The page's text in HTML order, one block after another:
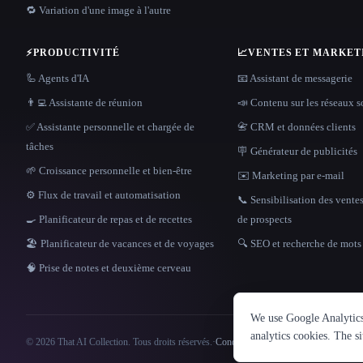
🔁 Variation d'une image à l'autre
⚡PRODUCTIVITÉ
🦾 Agents d'IA
👨‍💻 Assistante de réunion
✅ Assistante personnelle et chargée de
tâches
🌱 Croissance personnelle et bien-être
⚙️ Flux de travail et automatisation
🍳 Planificateur de repas et de recettes
🏖 Planificateur de vacances et de voyages
🧠 Prise de notes et deuxième cerveau
📈VENTES ET
📧 Assistant de messagerie
📣 Contenu sur les réseaux
📇 CRM et données clients
🪧 Générateur de publicités
✉️ Marketing par e-mail
📞 Sensibilisation des
de prospects
🔍 SEO et recherche de
© 2026 That AI Collection. Tous droits réservés.·Conditions de service·politique de
We use Google
analytics cookies. The